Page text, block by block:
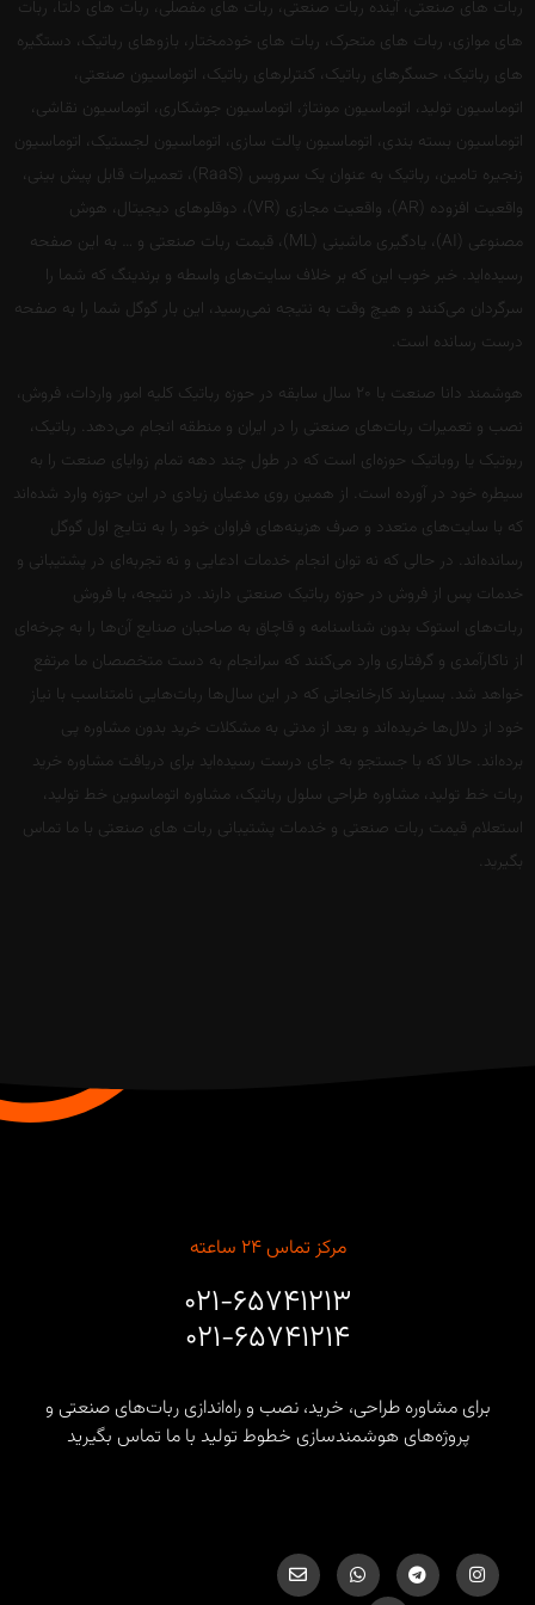
ربات های صنعتی، آینده ربات صنعتی، ربات های مفصلی، ربات های دلتا، ربات
های موازی، ربات های متحرک، ربات های خودمختار، بازوهای رباتیک، دستگیره
های رباتیک، حسگرهای رباتیک، کنترلرهای رباتیک، اتوماسیون صنعتی،
اتوماسیون تولید، اتوماسیون مونتاژ، اتوماسیون جوشکاری، اتوماسیون نقاشی،
اتوماسیون بسته بندی، اتوماسیون پالت سازی، اتوماسیون لجستیک، اتوماسیون
زنجیره تامین، رباتیک به عنوان یک سرویس (RaaS)، تعمیرات قابل پیش بینی،
واقعیت افزوده (AR)، واقعیت مجازی (VR)، دوقلوهای دیجیتال، هوش
مصنوعی (AI)، یادگیری ماشینی (ML)، قیمت ربات صنعتی و … به این صفحه
رسیده‌اید. خبر خوب این که بر خلاف سایت‌های واسطه و برندینگ که شما را
سرگردان می‌کنند و هیچ وقت به نتیجه نمی‌رسید، این بار گوگل شما را به صفحه
درست رسانده است.
هوشمند دانا صنعت با ۲۰ سال سابقه در حوزه رباتیک کلیه امور واردات، فروش،
نصب و تعمیرات ربات‌های صنعتی را در ایران و منطقه انجام می‌دهد. رباتیک،
ربوتیک یا روباتیک حوزه‌ای است که در طول چند دهه تمام زوایای صنعت را به
سیطره خود در آورده است. از همین روی مدعیان زیادی در این حوزه وارد شده‌اند
که با سایت‌های متعدد و صرف هزینه‌های فراوان خود را به نتایج اول گوگل
رسانده‌اند. در حالی که نه توان انجام خدمات ادعایی و نه تجربه‌ای در پشتیبانی و
خدمات پس از فروش در حوزه رباتیک صنعتی دارند. در نتیجه، با فروش
ربات‌های استوک بدون شناسنامه و قاچاق به صاحبان صنایع آن‌ها را به چرخه‌ای
از ناکارآمدی و گرفتاری وارد می‌کنند که سرانجام به دست متخصصان ما مرتفع
خواهد شد. بسیارند کارخانجاتی که در این سال‌ها ربات‌هایی نامتناسب با نیاز
خود از دلال‌ها خریده‌اند و بعد از مدتی به مشکلات خرید بدون مشاوره پی
برده‌اند. حالا که با جستجو به جای درست رسیده‌اید برای دریافت مشاوره خرید
ربات خط تولید، مشاوره طراحی سلول رباتیک، مشاوره اتوماسوین خط تولید،
استعلام قیمت ربات صنعتی و خدمات پشتیبانی ربات های صنعتی با ما تماس
بگیرید.
مرکز تماس ۲۴ ساعته
۰۲۱-۶۵۷۴۱۲۱۳
۰۲۱-۶۵۷۴۱۲۱۴
برای مشاوره طراحی، خرید، نصب و راه‌اندازی ربات‌های صنعتی و
پروژه‌های هوشمندسازی خطوط تولید با ما تماس بگیرید